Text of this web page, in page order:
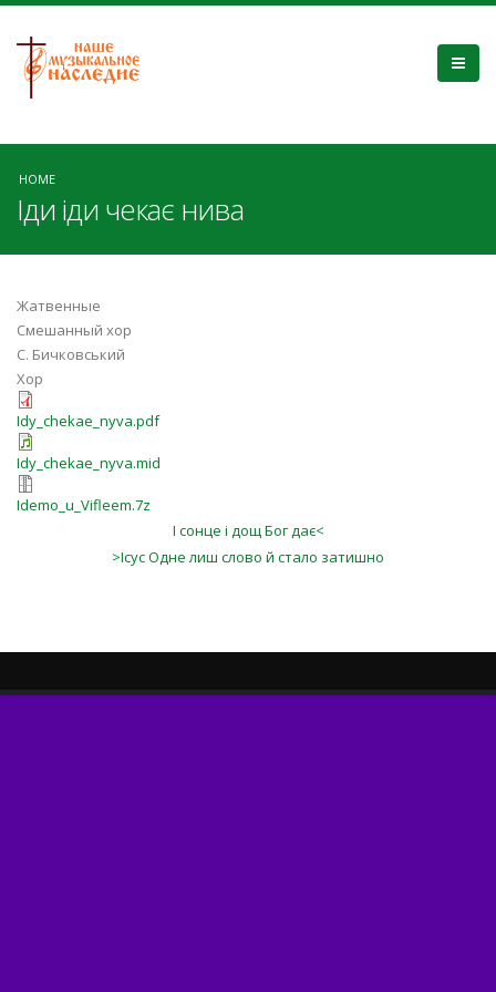
HOME
Іди іди чекає нива
Жатвенные
Смешанный хор
С. Бичковський
Хор
Idy_chekae_nyva.pdf
Idy_chekae_nyva.mid
Idemo_u_Vifleem.7z
І сонце і дощ Бог дає<
>Ісус Одне лиш слово й стало затишно